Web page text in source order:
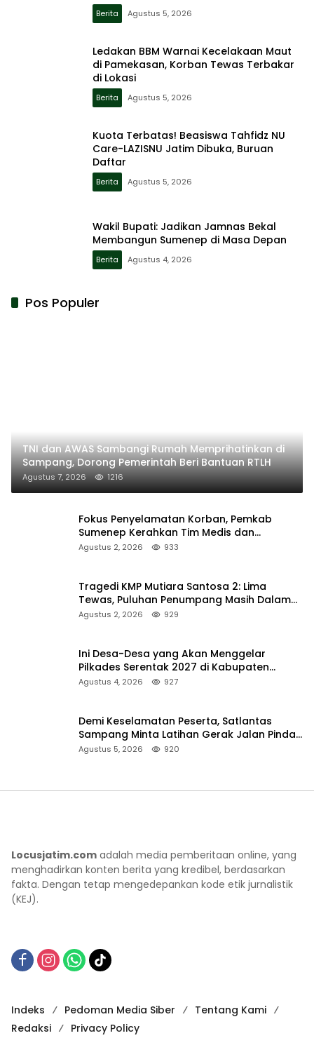
Berita Agustus 5, 2026
Ledakan BBM Warnai Kecelakaan Maut
di Pamekasan, Korban Tewas Terbakar
di Lokasi
Berita Agustus 5, 2026
Kuota Terbatas! Beasiswa Tahfidz NU
Care-LAZISNU Jatim Dibuka, Buruan
Daftar
Berita Agustus 5, 2026
Wakil Bupati: Jadikan Jamnas Bekal
Membangun Sumenep di Masa Depan
Berita Agustus 4, 2026
Pos Populer
TNI dan AWAS Sambangi Rumah Memprihatinkan di
Sampang, Dorong Pemerintah Beri Bantuan RTLH
Agustus 7, 2026 1216
Fokus Penyelamatan Korban, Pemkab
Sumenep Kerahkan Tim Medis dan
Ambulans ke Pelabuhan Kalianget
Agustus 2, 2026 933
Tragedi KMP Mutiara Santosa 2: Lima
Tewas, Puluhan Penumpang Masih Dalam
Pencarian
Agustus 2, 2026 929
Ini Desa-Desa yang Akan Menggelar
Pilkades Serentak 2027 di Kabupaten
Sumenep
Agustus 4, 2026 927
Demi Keselamatan Peserta, Satlantas
Sampang Minta Latihan Gerak Jalan Pindah
ke Lokasi Aman
Agustus 5, 2026 920
Locusjatim.com adalah media pemberitaan online, yang
menghadirkan konten berita yang kredibel, berdasarkan
fakta. Dengan tetap mengedepankan kode etik jurnalistik
(KEJ).
Indeks Pedoman Media Siber
Tentang Kami
Redaksi
Privacy Policy